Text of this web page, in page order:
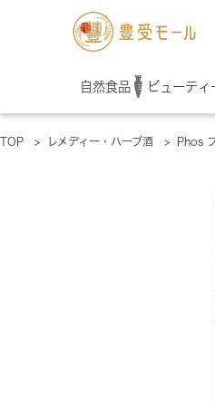
自然食品 ビューティ
TOP > レメディー・ハーブ酒 > Phos